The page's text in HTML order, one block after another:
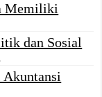
Memiliki
dan Sosial
Akuntansi